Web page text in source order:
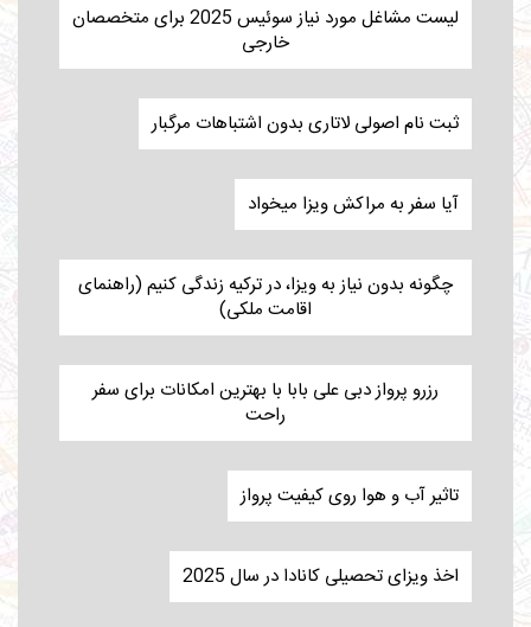
لیست مشاغل مورد نیاز سوئیس 2025 برای متخصصان
خارجی
ثبت نام اصولی لاتاری بدون اشتباهات مرگبار
آیا سفر به مراکش ویزا میخواد
چگونه بدون نیاز به ویزا، در ترکیه زندگی کنیم (راهنمای
اقامت ملکی)
رزرو پرواز دبی علی بابا با بهترین امکانات برای سفر
راحت
تاثیر آب و هوا روی کیفیت پرواز
اخذ ویزای تحصیلی کانادا در سال 2025